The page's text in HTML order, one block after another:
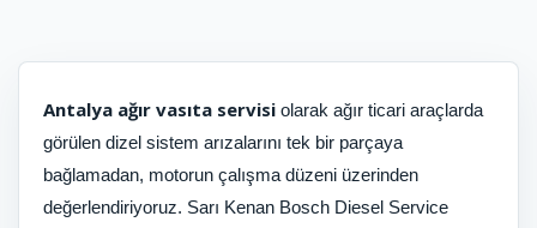
Antalya ağır vasıta servisi olarak ağır ticari araçlarda
görülen dizel sistem arızalarını tek bir parçaya
bağlamadan, motorun çalışma düzeni üzerinden
değerlendiriyoruz. Sarı Kenan Bosch Diesel Service